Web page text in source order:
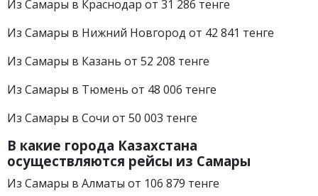
Из Самары в Краснодар от 31 286 тенге
Из Самары в Нижний Новгород от 42 841 тенге
Из Самары в Казань от 52 208 тенге
Из Самары в Тюмень от 48 006 тенге
Из Самары в Сочи от 50 003 тенге
В какие города Казахстана
осуществляются рейсы из Самары
Из Самары в Алматы от 106 879 тенге